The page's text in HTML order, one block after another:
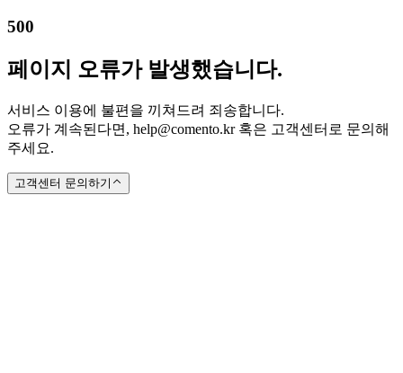
500
페이지 오류가 발생했습니다.
서비스 이용에 불편을 끼쳐드려 죄송합니다.
오류가 계속된다면, help@comento.kr 혹은 고객센터로 문의해
주세요.
고객센터 문의하기